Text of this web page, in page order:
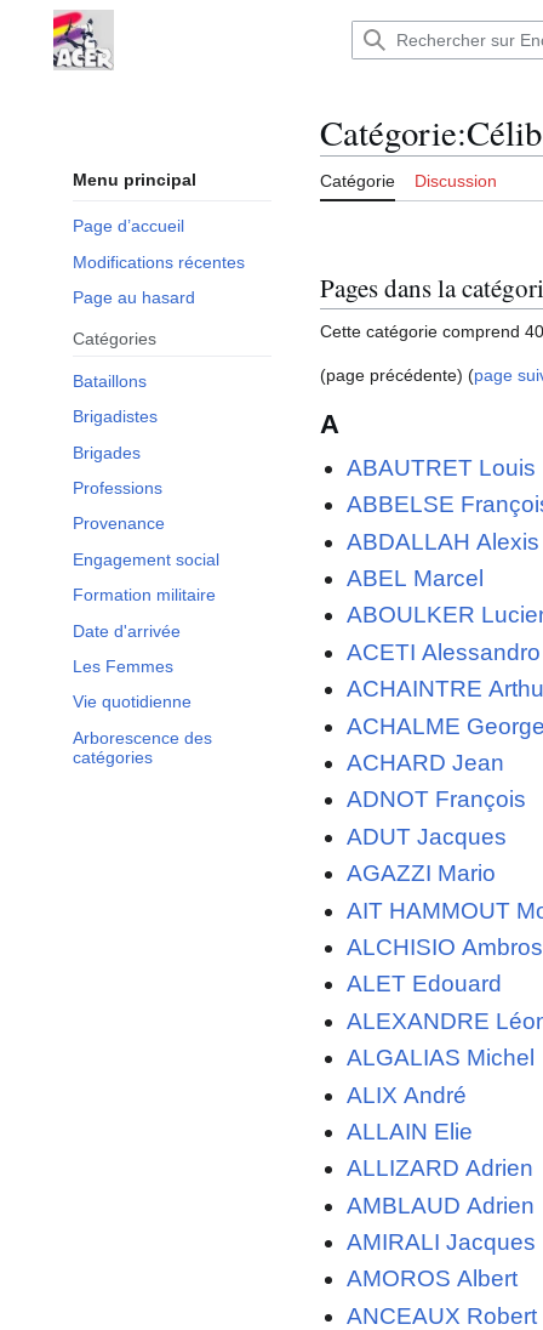
contenu
Encyclopédie : Brigades
Menu principal
Page d’accueil
Modifications récentes
Page au hasard
Catégories
Bataillons
Brigadistes
Brigades
Professions
Provenance
Engagement social
Formation militaire
Date d'arrivée
Les Femmes
Vie quotidienne
Arborescence des
catégories
Catégorie:
Catégorie Discussion
Pages dans la
Cette catégorie comprend
(page précédente) (page
A
ABAUTRET Louis
ABBELSE
ABDALLAH Alexis
ABEL Marcel
ABOULKER
ACETI Alessandro
ACHAINTRE
ACHALME
ACHARD Jean
ADNOT François
ADUT Jacques
AGAZZI Mario
AIT HAMMOUT
ALCHISIO
ALET Edouard
ALEXANDRE
ALGALIAS Michel
ALIX André
ALLAIN Elie
ALLIZARD Adrien
AMBLAUD Adrien
AMIRALI Jacques
AMOROS Albert
ANCEAUX Robert